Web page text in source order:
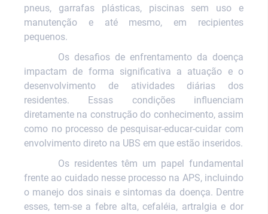
pneus, garrafas plásticas, piscinas sem uso e
manutenção e até mesmo, em recipientes
pequenos.
Os desafios de enfrentamento da doença
impactam de forma significativa a atuação e o
desenvolvimento de atividades diárias dos
residentes. Essas condições influenciam
diretamente na construção do conhecimento, assim
como no processo de pesquisar-educar-cuidar com
envolvimento direto na UBS em que estão inseridos.
Os residentes têm um papel fundamental
frente ao cuidado nesse processo na APS, incluindo
o manejo dos sinais e sintomas da doença. Dentre
esses, tem-se a febre alta, cefaléia, artralgia e dor